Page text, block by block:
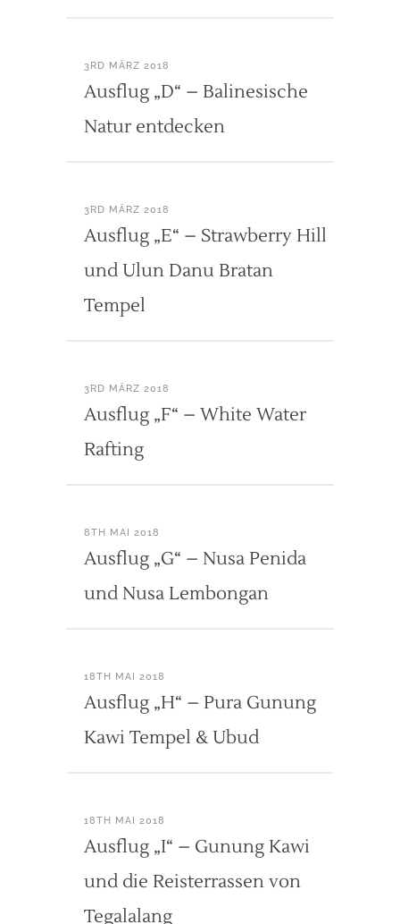
3RD MÄRZ 2018
Ausflug „D“ – Balinesische
Natur entdecken
3RD MÄRZ 2018
Ausflug „E“ – Strawberry Hill
und Ulun Danu Bratan
Tempel
3RD MÄRZ 2018
Ausflug „F“ – White Water
Rafting
8TH MAI 2018
Ausflug „G“ – Nusa Penida
und Nusa Lembongan
18TH MAI 2018
Ausflug „H“ – Pura Gunung
Kawi Tempel & Ubud
18TH MAI 2018
Ausflug „I“ – Gunung Kawi
und die Reisterrassen von
Tegalalang